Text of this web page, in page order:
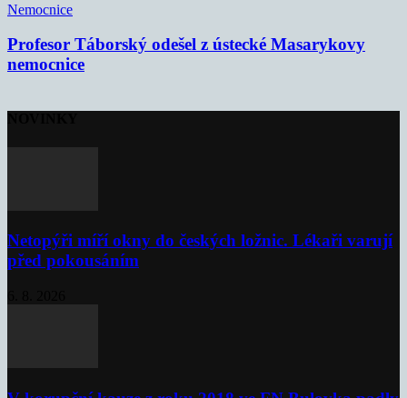
Nemocnice
Profesor Táborský odešel z ústecké Masarykovy
nemocnice
Netopýři míří okny do českých ložnic. Lékaři varují
před pokousáním